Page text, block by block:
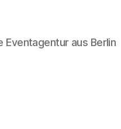
Eventagentur aus Berlin